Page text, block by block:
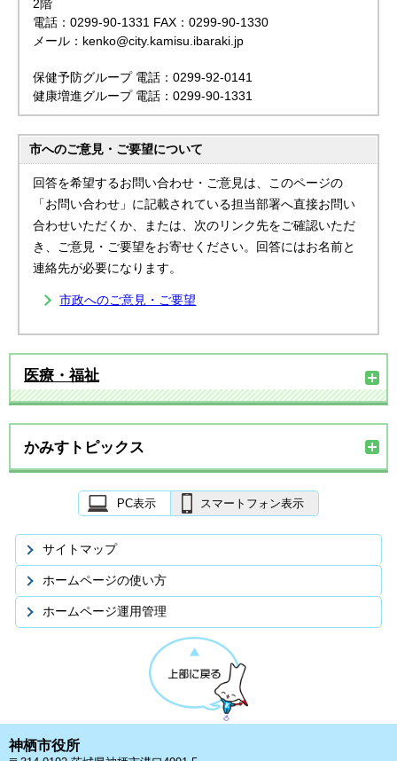
2階
電話：0299-90-1331 FAX：0299-90-1330
メール：kenko@city.kamisu.ibaraki.jp
保健予防グループ 電話：0299-92-0141
健康増進グループ 電話：0299-90-1331
市へのご意見・ご要望について
回答を希望するお問い合わせ・ご意見は、このページの
「お問い合わせ」に記載されている担当部署へ直接お問い
合わせいただくか、または、次のリンク先をご確認いただ
き、ご意見・ご要望をお寄せください。回答にはお名前と
連絡先が必要になります。
市政へのご意見・ご要望
医療・福祉
かみすトピックス
PC表示 スマートフォン表示
サイトマップ
ホームページの使い方
ホームページ運用管理
神栖市役所